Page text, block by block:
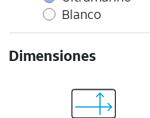
Blanco
Dimensiones